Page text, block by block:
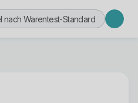
nach Warentest-Standard